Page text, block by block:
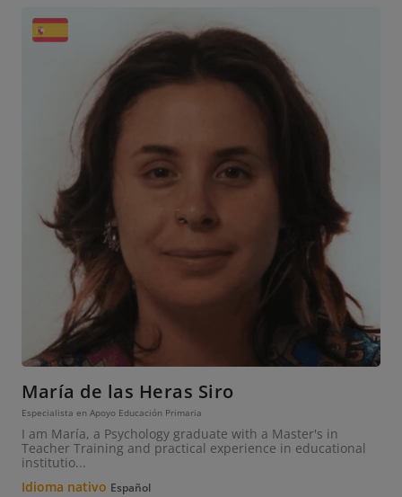
María de las Heras Siro
Especialista en Apoyo Educación Primaria
I am María, a Psychology graduate with a Master's in
Teacher Training and practical experience in educational
institutio...
Idioma nativo Español